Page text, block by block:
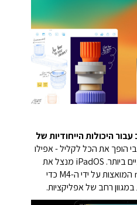
היכולות הייחודיות של
הופך את הכל לקליל - אפילו
את תהליכי העבודה המקצועיים ביותר. iPadOS מנצל את
יכולות הmachine learning המואצות על ידי ה-M4 כדי